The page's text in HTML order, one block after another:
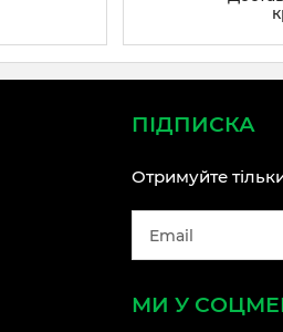
ПІДПИСКА
Отримуйте
МИ У